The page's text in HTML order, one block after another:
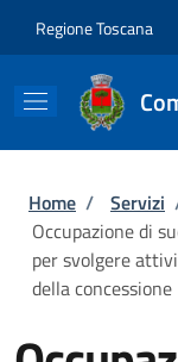
Regione Toscana
Briciole
Home / Servizi
Occupazione di
per svolgere
della concessione